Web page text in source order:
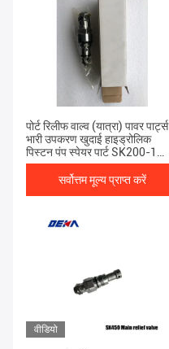
पोर्ट रिलीफ वाल्व (यात्रा) पावर पार्ट्स
भारी उपकरण खुदाई हाइड्रोलिक
पिस्टन पंप स्पेयर पार्ट SK200-1
अंतिम ड्राइव
सर्वोत्तम मूल्य प्राप्त करें
वीडियो